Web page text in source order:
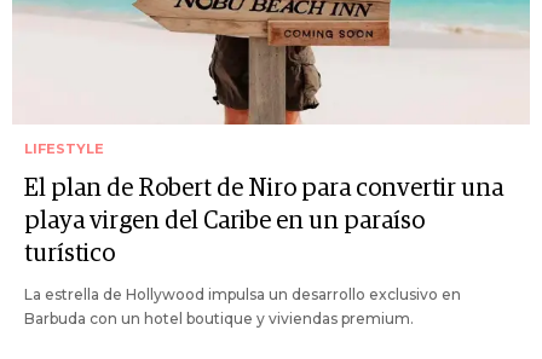
LIFESTYLE
El plan de Robert de Niro para convertir una
playa virgen del Caribe en un paraíso
turístico
La estrella de Hollywood impulsa un desarrollo exclusivo en
Barbuda con un hotel boutique y viviendas premium.